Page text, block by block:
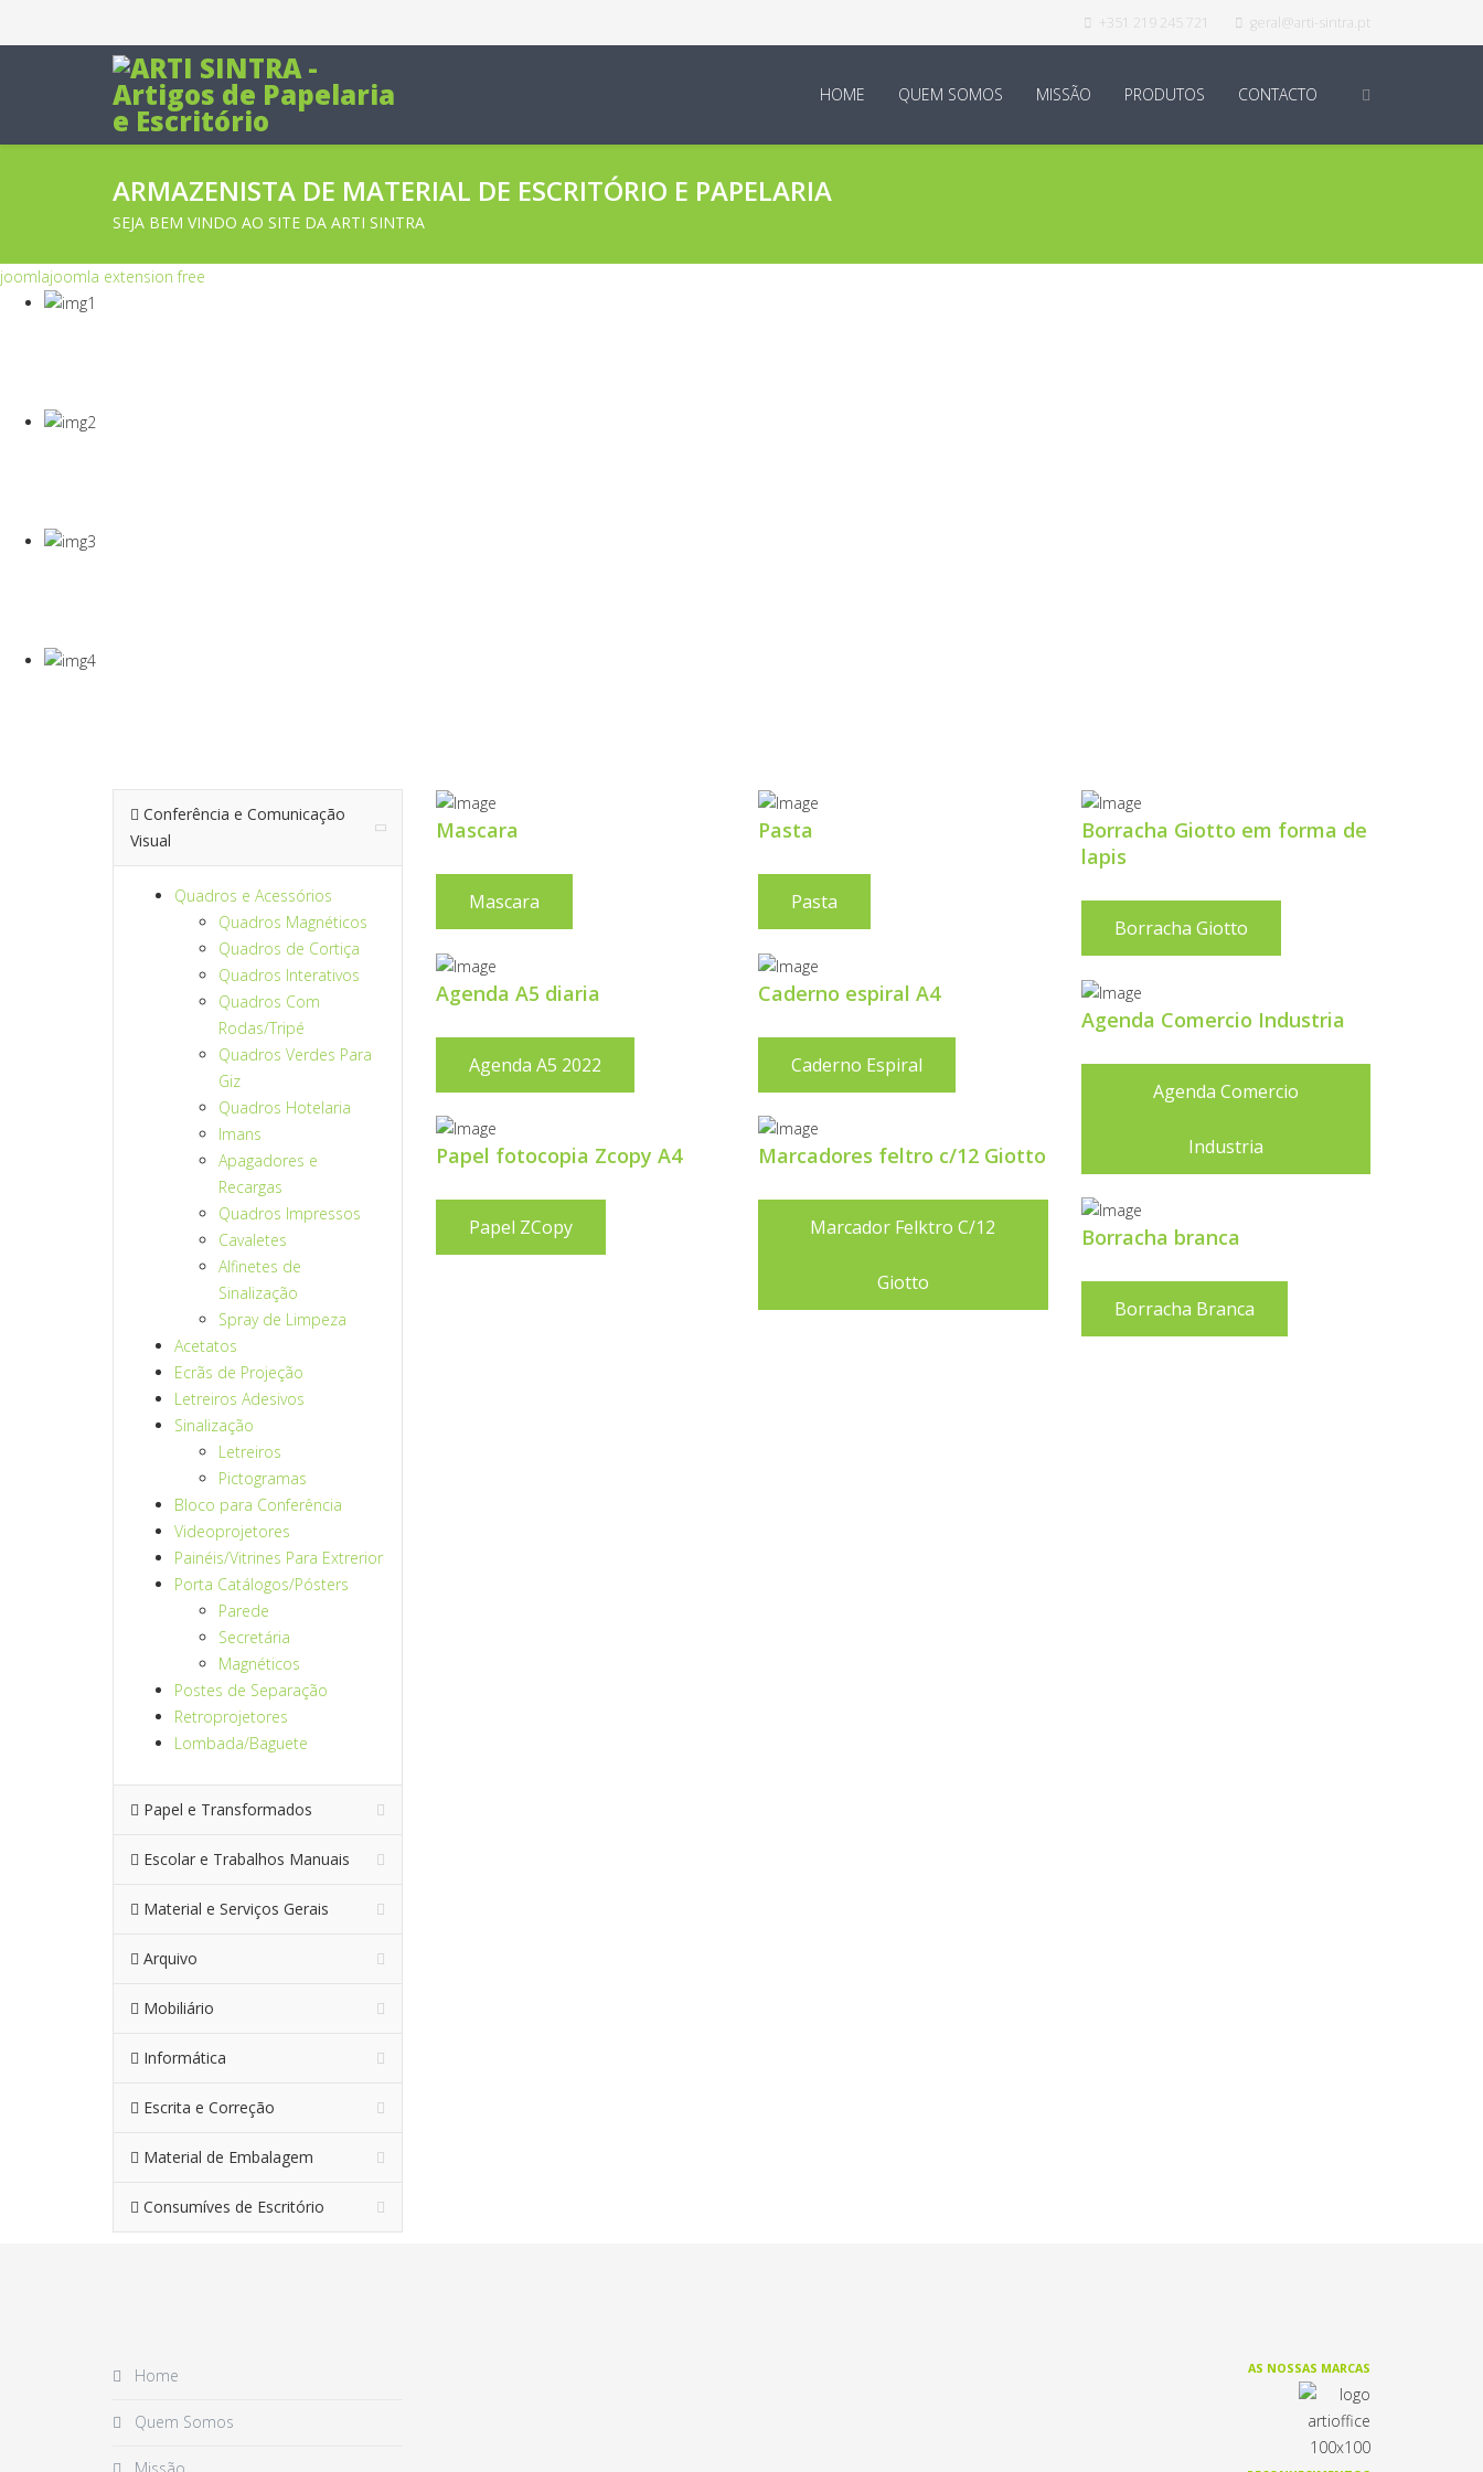
+351 219 245 721 geral@arti-sintra.pt
HOME QUEM SOMOS MISSÃO PRODUTOS CONTACTO
ARMAZENISTA DE MATERIAL DE ESCRITÓRIO E PAPELARIA
SEJA BEM VINDO AO SITE DA ARTI SINTRA
joomlajoomla extension free
Conferência e Comunicação
Visual
Quadros e Acessórios
Quadros Magnéticos
Quadros de Cortiça
Quadros Interativos
Quadros Com
Rodas/Tripé
Quadros Verdes Para
Giz
Quadros Hotelaria
Imans
Apagadores e
Recargas
Quadros Impressos
Cavaletes
Alfinetes de
Sinalização
Spray de Limpeza
Acetatos
Ecrãs de Projeção
Letreiros Adesivos
Sinalização
Letreiros
Pictogramas
Bloco para Conferência
Videoprojetores
Painéis/Vitrines Para Extrerior
Porta Catálogos/Pósters
Parede
Secretária
Magnéticos
Postes de Separação
Retroprojetores
Lombada/Baguete
Papel e Transformados
Escolar e Trabalhos Manuais
Material e Serviços Gerais
Arquivo
Mobiliário
Informática
Escrita e Correção
Material de Embalagem
Consumíves de Escritório
Mascara
Mascara
Agenda A5 diaria
Agenda A5 2022
Papel fotocopia Zcopy A4
Papel ZCopy
Pasta
Pasta
Caderno espiral A4
Caderno Espiral
Marcadores feltro c/12 Giotto
Marcador Felktro C/12
Giotto
Borracha Giotto em forma de
lapis
Borracha Giotto
Agenda Comercio Industria
Agenda Comercio
Industria
Borracha branca
Borracha Branca
Home
Quem Somos
AS NOSSAS MARCAS